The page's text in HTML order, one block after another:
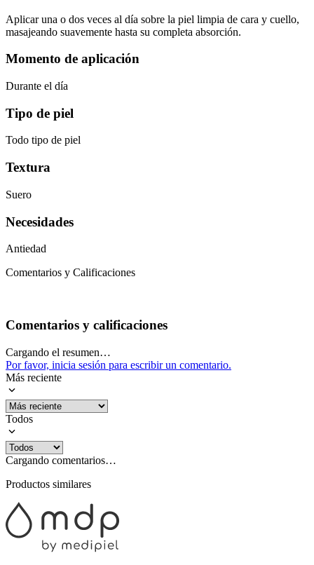
Aplicar una o dos veces al día sobre la piel limpia de cara y cuello,
masajeando suavemente hasta su completa absorción.
Momento de aplicación
Durante el día
Tipo de piel
Todo tipo de piel
Textura
Suero
Necesidades
Antiedad
Comentarios y Calificaciones
Comentarios y calificaciones
Cargando el resumen…
Por favor, inicia sesión para escribir un comentario.
Más reciente
Todos
Cargando comentarios…
Productos similares